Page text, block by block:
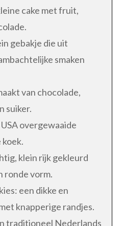
cake met fruit,
gebakje die uit
smaken
van chocolade,
suiker.
overgewaaide
klein rijk gekleurd
ronde vorm.
een dikke en
knapperige randjes.
traditioneel Nederlands